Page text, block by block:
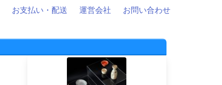
お支払い・配送 運営会社 お問い合わせ